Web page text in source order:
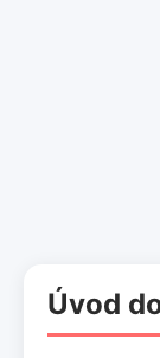
Úvod